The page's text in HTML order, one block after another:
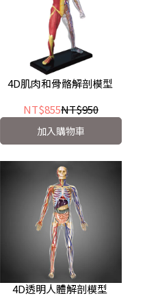
4D肌肉和骨骼解剖模型
NT$855NT$950
加入購物車
4D透明人體解剖模型